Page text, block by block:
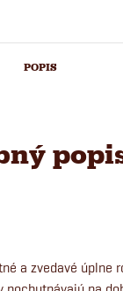
POPIS
a zvedavé úplne